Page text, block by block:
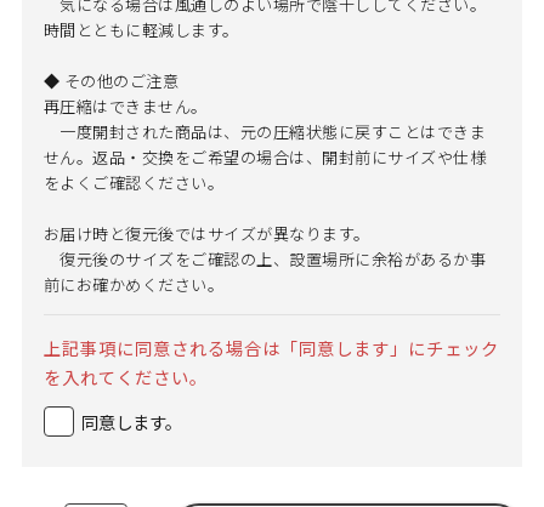
時間とともに軽減します。
◆ その他のご注意
再圧縮はできません。
一度開封された商品は、元の圧縮状態に戻すことはできま
せん。返品・交換をご希望の場合は、開封前にサイズや仕様
をよくご確認ください。
お届け時と復元後ではサイズが異なります。
復元後のサイズをご確認の上、設置場所に余裕があるか事
前にお確かめください。
上記事項に同意される場合は「同意します」にチェック
を入れてください。
同意します。